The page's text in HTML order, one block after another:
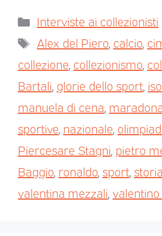
Interviste ai collezionisti
Alex del Piero, calcio,
collezione, collezionismo,
Bartali, glorie dello sport,
manuela di cena,
sportive, nazionale,
Piercesare Stagni, pietro
Baggio, ronaldo,sport,
valentina mezzali,